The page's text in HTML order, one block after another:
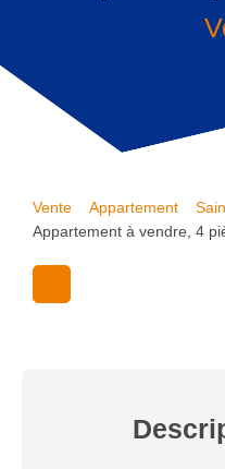
Vente Appartement
Appartement à vendre, 4